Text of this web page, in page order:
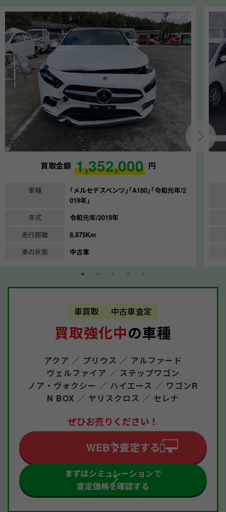
買取金額 1,352,000 円
車種
｢メルセデスベンツ｣｢A180｣｢令和元年/2
019年｣
年式
令和元年/2019年
走行距離
8,875Km
車の状態
中古車
車買取 中古車査定
買取強化中の車種
アクア ／ プリウス ／ アルファード
ヴェルファイア ／ ステップワゴン
ノア・ヴォクシー ／ ハイエース ／ ワゴンR
N BOX ／ ヤリスクロス ／ セレナ
ぜひお売りください！
WEBで査定する
まずはシミュレーションで
査定価格を確認する